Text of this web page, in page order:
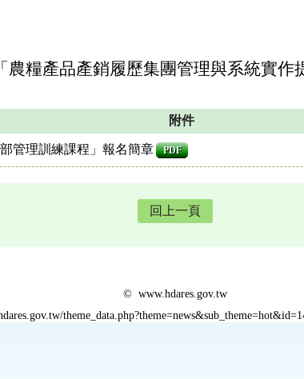
糧產品產銷履歷集團管理與系統實作
附件
管理訓練課程」報名簡章 PDF
回上一頁
© www.hdares.gov.tw